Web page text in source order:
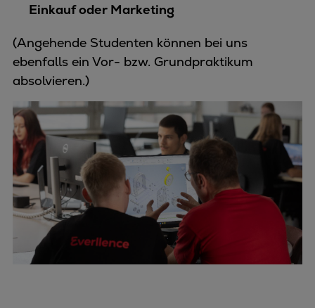
Einkauf oder Marketing
(Angehende Studenten können bei uns
ebenfalls ein Vor- bzw. Grundpraktikum
absolvieren.)